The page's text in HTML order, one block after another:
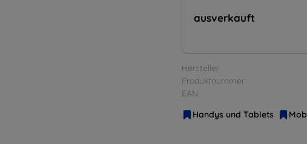
ausverkauft
Hersteller
Produktnummer
EAN
Handys und Tablets